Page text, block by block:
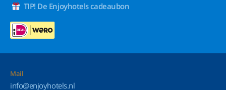
TIP! De Enjoyhotels cadeaubon
Mail
info@enjoyhotels.nl